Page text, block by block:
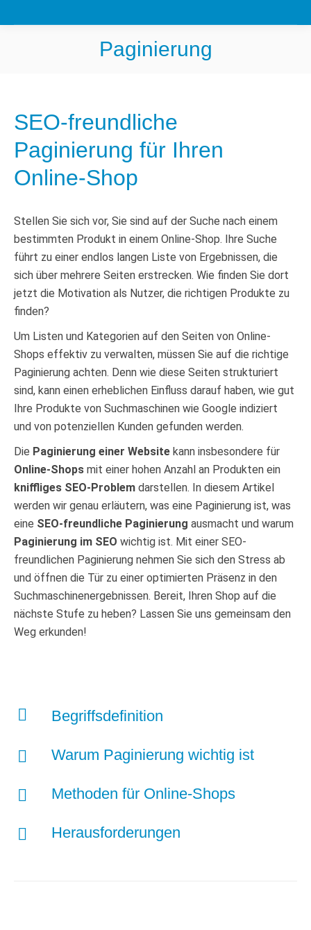
Paginierung
SEO-freundliche
Paginierung für Ihren
Online-Shop
Stellen Sie sich vor, Sie sind auf der Suche nach einem
bestimmten Produkt in einem Online-Shop. Ihre Suche
führt zu einer endlos langen Liste von Ergebnissen, die
sich über mehrere Seiten erstrecken. Wie finden Sie dort
jetzt die Motivation als Nutzer, die richtigen Produkte zu
finden?
Um Listen und Kategorien auf den Seiten von Online-
Shops effektiv zu verwalten, müssen Sie auf die richtige
Paginierung achten. Denn wie diese Seiten strukturiert
sind, kann einen erheblichen Einfluss darauf haben, wie gut
Ihre Produkte von Suchmaschinen wie Google indiziert
und von potenziellen Kunden gefunden werden.
Die Paginierung einer Website kann insbesondere für
Online-Shops mit einer hohen Anzahl an Produkten ein
kniffliges SEO-Problem darstellen. In diesem Artikel
werden wir genau erläutern, was eine Paginierung ist, was
eine SEO-freundliche Paginierung ausmacht und warum
Paginierung im SEO wichtig ist. Mit einer SEO-
freundlichen Paginierung nehmen Sie sich den Stress ab
und öffnen die Tür zu einer optimierten Präsenz in den
Suchmaschinenergebnissen. Bereit, Ihren Shop auf die
nächste Stufe zu heben? Lassen Sie uns gemeinsam den
Weg erkunden!
Begriffsdefinition
Warum Paginierung wichtig ist
Methoden für Online-Shops
Herausforderungen